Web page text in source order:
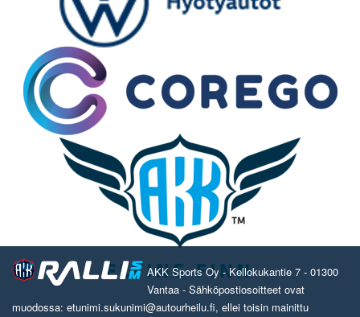
AKK Sports Oy - Kellokukantie 7 - 01300
Vantaa - Sähköpostiosoitteet ovat
muodossa: etunimi.sukunimi@autourheilu.fi, ellei toisin mainittu